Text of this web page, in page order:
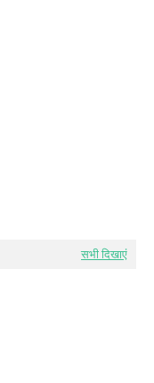
सभी दिखाएं